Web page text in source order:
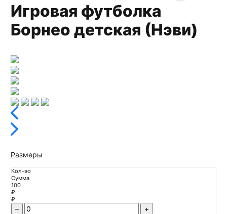
Игровая футболка
Борнео детская (Нэви)
Размеры
Кол-во
Сумма
100
₽
₽
– +